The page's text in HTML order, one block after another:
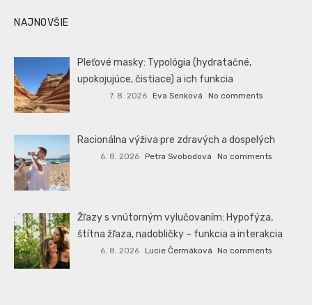
NAJNOVŠIE
Pleťové masky: Typológia (hydratačné,
upokojujúce, čistiace) a ich funkcia
7. 8. 2026 Eva Senková No comments
Racionálna výživa pre zdravých a dospelých
6. 8. 2026 Petra Svobodová No comments
Žľazy s vnútorným vylučovaním: Hypofýza,
štítna žľaza, nadobličky – funkcia a interakcia
6. 8. 2026 Lucie Čermáková No comments